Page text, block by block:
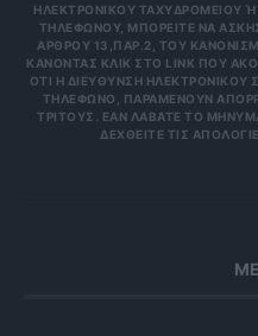
ΕΚΤΡΟΝΙΚΟΎ ΤΑΧΥΔΡΟΜΕΊΟΥ Ή
ΕΦΏΝΟΥ, ΜΠΟΡΕΊΤΕ ΝΑ
ΡΟΥ 13,ΠΑΡ.2, ΤΟΥ ΚΑΝΟΝΙΣΜΟΎ
ΟΝΤΑΣ ΚΛΙΚ ΣΤΟ LINK ΠΟΥ
Η ΔΙΕΎΘΥΝΣΗ ΗΛΕΚΤΡΟΝΙΚΟΎ ΣΑΣ
ΦΩΝΟ, ΠΑΡΑΜΈΝΟΥΝ ΑΠΌΡΡΗΤΑ
ΟΥΣ. ΕΆΝ ΛΆΒΑΤΕ ΤΟ ΜΉΝΥΜΑ
ΕΊΤΕ ΤΙΣ ΑΠΟΛΟΓΊΕΣ